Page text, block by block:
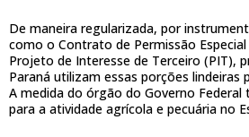
De maneira regularizada, por
como o Contrato de Permissão Especial
Projeto de Interesse de Terceiro (PIT),
Paraná utilizam essas porções lindeiras
A medida do órgão do Governo Federal
para a atividade agrícola e pecuária no